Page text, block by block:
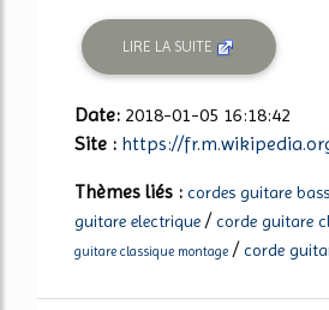
LIRE LA SUITE
Date: 2018-01-05 16:18:42
Site : https://
Thèmes liés : cordes guitare
guitare electrique /corde guitare
guitare classique montage /corde